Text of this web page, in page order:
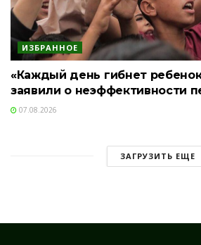
ИЗБРАННОЕ
«Каждый день гибнет
заявили о неэффективности
07.08.2026
ЗАГРУЗИТЬ ЕЩЕ